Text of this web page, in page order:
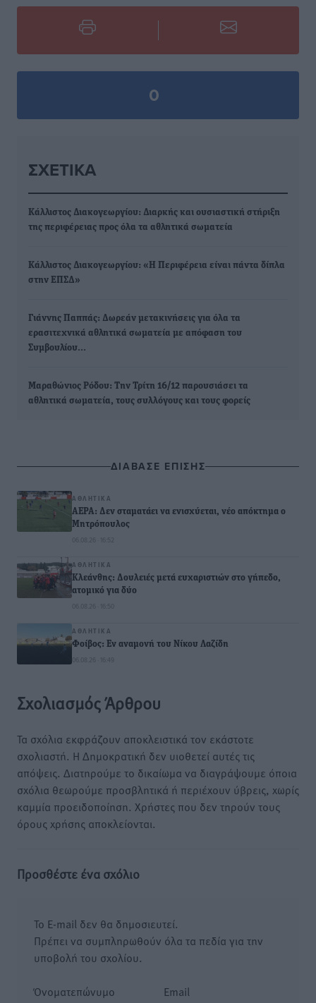
0
ΣΧΕΤΙΚΆ
Κάλλιστος Διακογεωργίου: Διαρκής και ουσιαστική στήριξη
της περιφέρειας προς όλα τα αθλητικά σωματεία
Κάλλιστος Διακογεωργίου: «Η Περιφέρεια είναι πάντα δίπλα
στην ΕΠΣΔ»
Γιάννης Παππάς: Δωρεάν μετακινήσεις για όλα τα
ερασιτεχνικά αθλητικά σωματεία με απόφαση του
Συμβουλίου…
Μαραθώνιος Ρόδου: Την Τρίτη 16/12 παρουσιάσει τα
αθλητικά σωματεία, τους συλλόγους και τους φορείς
ΔΙΑΒΑΣΕ ΕΠΙΣΗΣ
ΑΘΛΗΤΙΚΆ
ΑΕΡΑ: Δεν σταματάει να ενισχύεται, νέο απόκτημα ο
Μητρόπουλος
06.08.26 · 16:52
ΑΘΛΗΤΙΚΆ
Κλεάνθης: Δουλειές μετά ευχαριστιών στο γήπεδο,
ατομικό για δύο
06.08.26 · 16:50
ΑΘΛΗΤΙΚΆ
Φοίβος: Εν αναμονή του Νίκου Λαζίδη
06.08.26 · 16:49
Σχολιασμός Άρθρου
Τα σχόλια εκφράζουν αποκλειστικά τον εκάστοτε
σχολιαστή. Η Δημοκρατική δεν υιοθετεί αυτές τις
απόψεις. Διατηρούμε το δικαίωμα να διαγράψουμε όποια
σχόλια θεωρούμε προσβλητικά ή περιέχουν ύβρεις, χωρίς
καμμία προειδοποίηση. Χρήστες που δεν τηρούν τους
όρους χρήσης αποκλείονται.
Προσθέστε ένα σχόλιο
Το E-mail δεν θα δημοσιευτεί.
Πρέπει να συμπληρωθούν όλα τα πεδία για την
υποβολή του σχολίου.
Όνοματεπώνυμο Email